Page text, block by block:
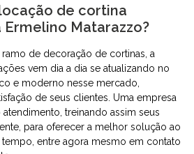
de cortina
Matarazzo?
de decoração de cortinas, a
vem dia a dia se atualizando no
e moderno nesse mercado,
de seus clientes. Uma empresa
treinando assim seus
para oferecer a melhor solução ao
entre agora mesmo em contato